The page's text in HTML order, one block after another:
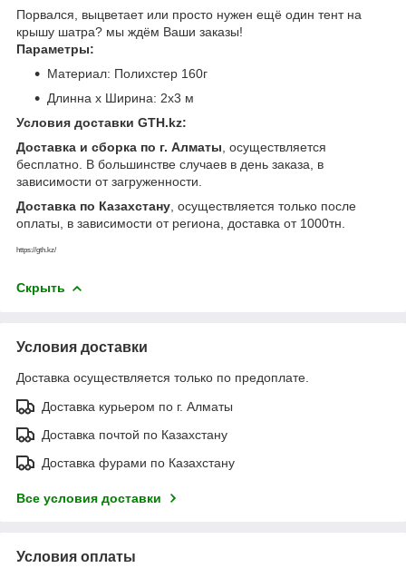
Порвался, выцветает или просто нужен ещё один тент на
крышу шатра? мы ждём Ваши заказы!
Параметры:
Материал: Полихстер 160г
Длинна х Ширина: 2х3 м
Условия доставки GTH.kz:
Доставка и сборка по г. Алматы , осуществляется
бесплатно. В большинстве случаев в день заказа, в
зависимости от загруженности.
Доставка по Казахстану , осуществляется только после
оплаты, в зависимости от региона, доставка от 1000тн.
https://gth.kz/
Скрыть
Условия доставки
Доставка осуществляется только по предоплате.
Доставка курьером по г. Алматы
Доставка почтой по Казахстану
Доставка фурами по Казахстану
Все условия доставки
Условия оплаты